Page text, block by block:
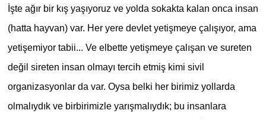
İşte ağır bir kış yaşıyoruz ve yolda sokakta kalan onca insan
(hatta hayvan) var. Her yere devlet yetişmeye çalışıyor, ama
yetişemiyor tabii... Ve elbette yetişmeye çalışan ve sureten
değil sireten insan olmayı tercih etmiş kimi sivil
organizasyonlar da var. Oysa belki her birimiz yollarda
olmalıydık ve birbirimizle yarışmalıydık; bu insanlara